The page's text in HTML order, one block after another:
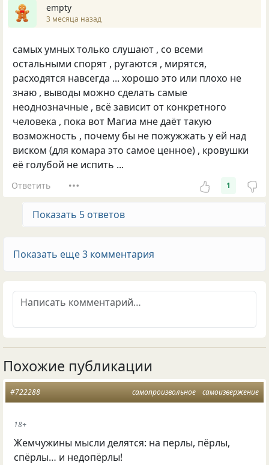
empty
3 месяца назад
самых умных только слушают , со всеми
остальными спорят , ругаются , мирятся,
расходятся навсегда ... хорошо это или плохо не
знаю , выводы можно сделать самые
неоднозначные , всё зависит от конкретного
человека , пока вот Магиа мне даёт такую
возможность , почему бы не пожужжать у ей над
виском (для комара это самое ценное) , кровушки
её голубой не испить ...
Ответить 1
Показать 5 ответов
Показать еще 3 комментария
Похожие публикации
самопроизвольное самоизвержение
#722288
18+
Жемчужины мысли делятся: на перлы, пёрлы,
спёрлы… и недопёрлы!